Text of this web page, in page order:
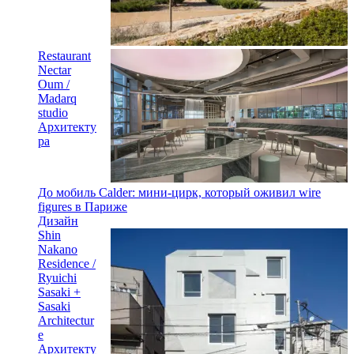
Restaurant
Nectar
Oum /
Madarq
studio
Архитекту
ра
До мобиль Calder: мини-цирк, который оживил wire
figures в Париже
Дизайн
Shin
Nakano
Residence /
Ryuichi
Sasaki +
Sasaki
Architectur
e
Архитекту